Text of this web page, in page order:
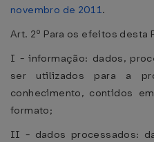
novembro de 2011.
Art. 2º Para os efeitos desta
I - informação: dados,
ser utilizados para a
conhecimento, contidos
formato;
II - dados processados: